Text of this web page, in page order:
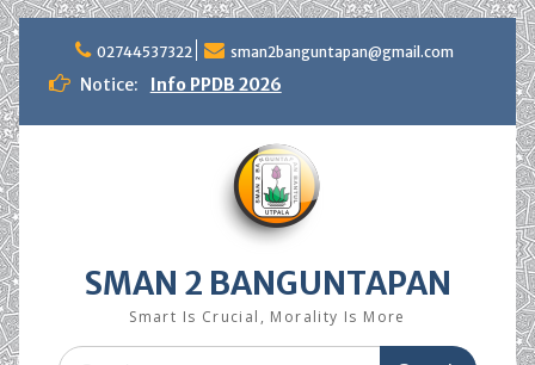
content
02744537322 sman2banguntapan@gmail.com
Notice: Info PPDB 2026
SMAN 2 BANGUNTAPAN
Smart Is Crucial, Morality Is More
Search